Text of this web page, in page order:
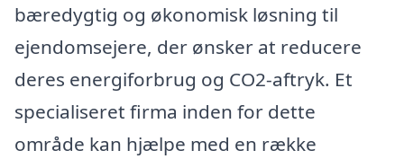
bæredygtig og økonomisk løsning til
ejendomsejere, der ønsker at reducere
deres energiforbrug og CO2-aftryk. Et
specialiseret firma inden for dette
område kan hjælpe med en række